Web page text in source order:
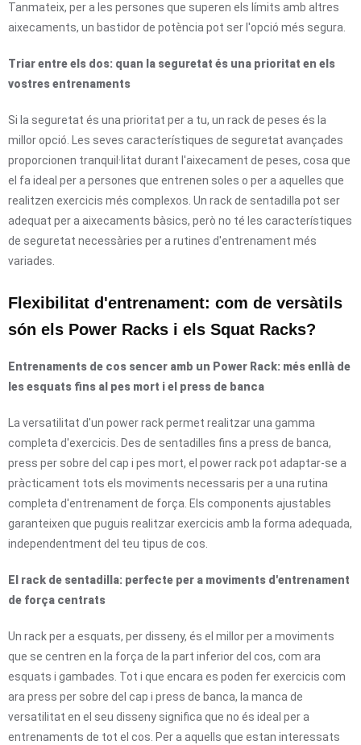
Tanmateix, per a les persones que superen els límits amb altres
aixecaments, un bastidor de potència pot ser l'opció més segura.
Triar entre els dos: quan la seguretat és una prioritat en els
vostres entrenaments
Si la seguretat és una prioritat per a tu, un rack de peses és la
millor opció. Les seves característiques de seguretat avançades
proporcionen tranquil·litat durant l'aixecament de peses, cosa que
el fa ideal per a persones que entrenen soles o per a aquelles que
realitzen exercicis més complexos. Un rack de sentadilla pot ser
adequat per a aixecaments bàsics, però no té les característiques
de seguretat necessàries per a rutines d'entrenament més
variades.
Flexibilitat d'entrenament: com de versàtils
són els Power Racks i els Squat Racks?
Entrenaments de cos sencer amb un Power Rack: més enllà de
les esquats fins al pes mort i el press de banca
La versatilitat d'un power rack permet realitzar una gamma
completa d'exercicis. Des de sentadilles fins a press de banca,
press per sobre del cap i pes mort, el power rack pot adaptar-se a
pràcticament tots els moviments necessaris per a una rutina
completa d'entrenament de força. Els components ajustables
garanteixen que puguis realitzar exercicis amb la forma adequada,
independentment del teu tipus de cos.
El rack de sentadilla: perfecte per a moviments d'entrenament
de força centrats
Un rack per a esquats, per disseny, és el millor per a moviments
que se centren en la força de la part inferior del cos, com ara
esquats i gambades. Tot i que encara es poden fer exercicis com
ara press per sobre del cap i press de banca, la manca de
versatilitat en el seu disseny significa que no és ideal per a
entrenaments de tot el cos. Per a aquells que estan interessats